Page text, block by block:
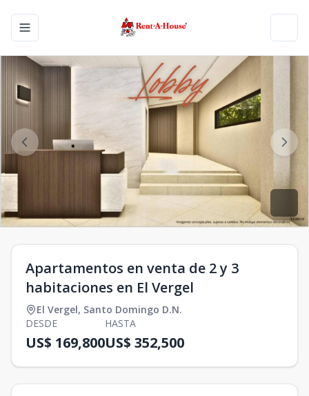
Toggle navigation menu
Apartamentos en venta de 2 y 3
habitaciones en El Vergel
El Vergel, Santo Domingo D.N.
DESDE
US$ 169,800
HASTA
US$ 352,500